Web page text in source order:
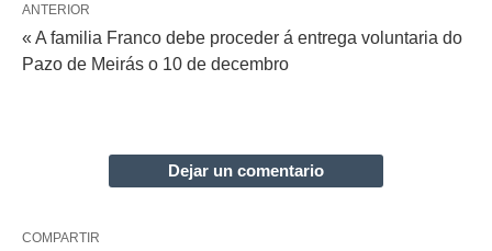
ANTERIOR
« A familia Franco debe proceder á entrega voluntaria do
Pazo de Meirás o 10 de decembro
Dejar un comentario
COMPARTIR